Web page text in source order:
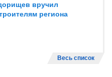
вручил
региона
Весь список